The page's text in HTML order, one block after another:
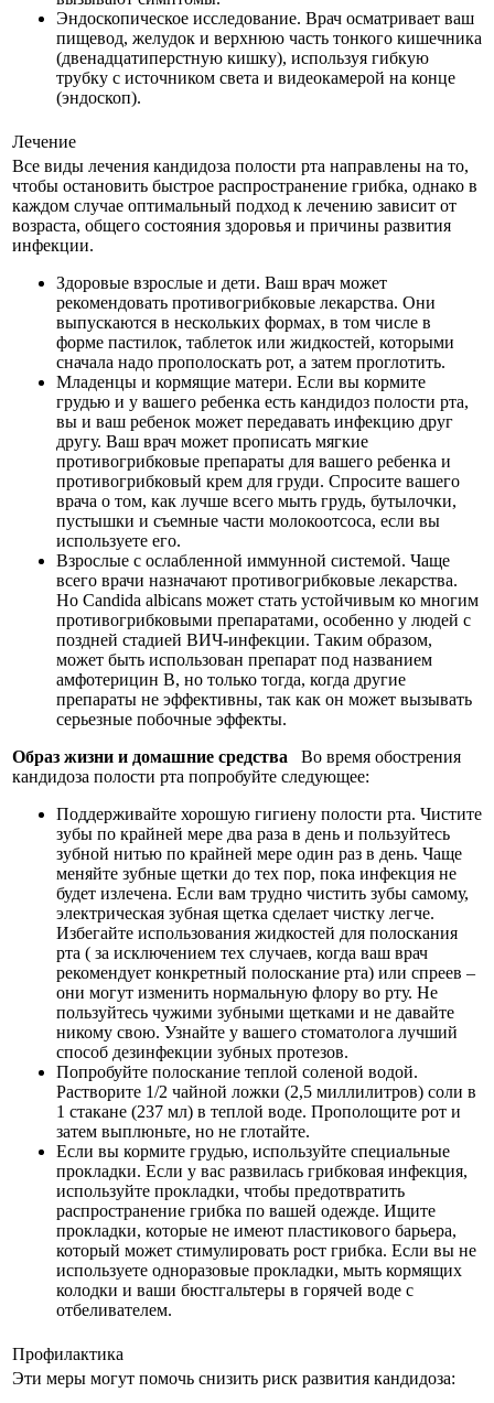
Эндоскопическое исследование. Врач осматривает ваш
пищевод, желудок и верхнюю часть тонкого кишечника
(двенадцатиперстную кишку), используя гибкую
трубку с источником света и видеокамерой на конце
(эндоскоп).
Лечение
Все виды лечения кандидоза полости рта направлены на то,
чтобы остановить быстрое распространение грибка, однако в
каждом случае оптимальный подход к лечению зависит от
возраста, общего состояния здоровья и причины развития
инфекции.
Здоровые взрослые и дети. Ваш врач может
рекомендовать противогрибковые лекарства. Они
выпускаются в нескольких формах, в том числе в
форме пастилок, таблеток или жидкостей, которыми
сначала надо прополоскать рот, а затем проглотить.
Младенцы и кормящие матери. Если вы кормите
грудью и у вашего ребенка есть кандидоз полости рта,
вы и ваш ребенок может передавать инфекцию друг
другу. Ваш врач может прописать мягкие
противогрибковые препараты для вашего ребенка и
противогрибковый крем для груди. Спросите вашего
врача о том, как лучше всего мыть грудь, бутылочки,
пустышки и съемные части молокоотсоса, если вы
используете его.
Взрослые с ослабленной иммунной системой. Чаще
всего врачи назначают противогрибковые лекарства.
Но Candida albicans может стать устойчивым ко многим
противогрибковыми препаратами, особенно у людей с
поздней стадией ВИЧ-инфекции. Таким образом,
может быть использован препарат под названием
амфотерицин В, но только тогда, когда другие
препараты не эффективны, так как он может вызывать
серьезные побочные эффекты.
Образ жизни и домашние средства Во время обострения
кандидоза полости рта попробуйте следующее:
Поддерживайте хорошую гигиену полости рта. Чистите
зубы по крайней мере два раза в день и пользуйтесь
зубной нитью по крайней мере один раз в день. Чаще
меняйте зубные щетки до тех пор, пока инфекция не
будет излечена. Если вам трудно чистить зубы самому,
электрическая зубная щетка сделает чистку легче.
Избегайте использования жидкостей для полоскания
рта ( за исключением тех случаев, когда ваш врач
рекомендует конкретный полоскание рта) или спреев –
они могут изменить нормальную флору во рту. Не
пользуйтесь чужими зубными щетками и не давайте
никому свою. Узнайте у вашего стоматолога лучший
способ дезинфекции зубных протезов.
Попробуйте полоскание теплой соленой водой.
Растворите 1/2 чайной ложки (2,5 миллилитров) соли в
1 стакане (237 мл) в теплой воде. Прополощите рот и
затем выплюньте, но не глотайте.
Если вы кормите грудью, используйте специальные
прокладки. Если у вас развилась грибковая инфекция,
используйте прокладки, чтобы предотвратить
распространение грибка по вашей одежде. Ищите
прокладки, которые не имеют пластикового барьера,
который может стимулировать рост грибка. Если вы не
используете одноразовые прокладки, мыть кормящих
колодки и ваши бюстгальтеры в горячей воде с
отбеливателем.
Профилактика
Эти меры могут помочь снизить риск развития кандидоза: